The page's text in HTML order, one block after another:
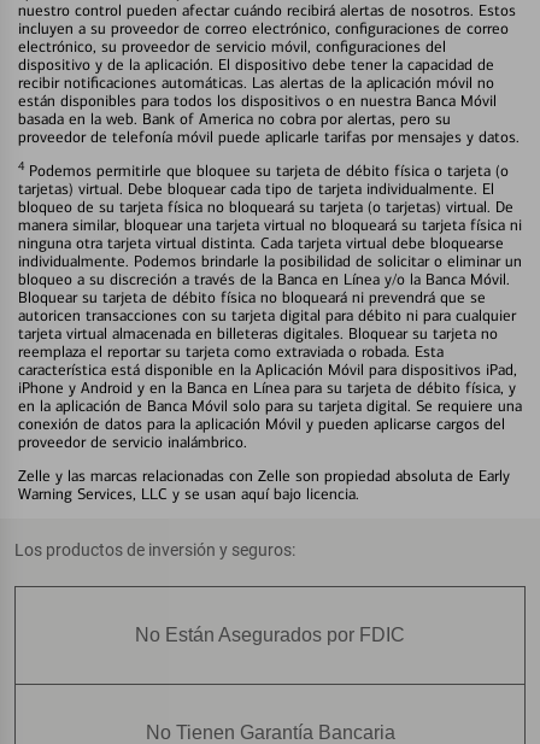
nuestro control pueden afectar cuándo recibirá alertas de nosotros. Estos
incluyen a su proveedor de correo electrónico, configuraciones de correo
electrónico, su proveedor de servicio móvil, configuraciones del
dispositivo y de la aplicación. El dispositivo debe tener la capacidad de
recibir notificaciones automáticas. Las alertas de la aplicación móvil no
están disponibles para todos los dispositivos o en nuestra Banca Móvil
basada en la web. Bank of America no cobra por alertas, pero su
proveedor de telefonía móvil puede aplicarle tarifas por mensajes y datos.
4 Podemos permitirle que bloquee su tarjeta de débito física o tarjeta (o
tarjetas) virtual. Debe bloquear cada tipo de tarjeta individualmente. El
bloqueo de su tarjeta física no bloqueará su tarjeta (o tarjetas) virtual. De
manera similar, bloquear una tarjeta virtual no bloqueará su tarjeta física ni
ninguna otra tarjeta virtual distinta. Cada tarjeta virtual debe bloquearse
individualmente. Podemos brindarle la posibilidad de solicitar o eliminar un
bloqueo a su discreción a través de la Banca en Línea y/o la Banca Móvil.
Bloquear su tarjeta de débito física no bloqueará ni prevendrá que se
autoricen transacciones con su tarjeta digital para débito ni para cualquier
tarjeta virtual almacenada en billeteras digitales. Bloquear su tarjeta no
reemplaza el reportar su tarjeta como extraviada o robada. Esta
característica está disponible en la Aplicación Móvil para dispositivos iPad,
iPhone y Android y en la Banca en Línea para su tarjeta de débito física, y
en la aplicación de Banca Móvil solo para su tarjeta digital. Se requiere una
conexión de datos para la aplicación Móvil y pueden aplicarse cargos del
proveedor de servicio inalámbrico.
Zelle y las marcas relacionadas con Zelle son propiedad absoluta de Early
Warning Services, LLC y se usan aquí bajo licencia.
Los productos de inversión y seguros:
No Están Asegurados por FDIC
No Tienen Garantía Bancaria